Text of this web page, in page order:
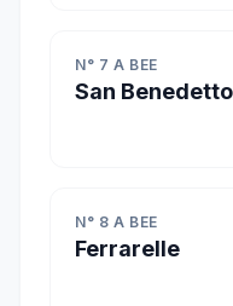
N° 7 A BEE
San Benedetto
N° 8 A BEE
Ferrarelle